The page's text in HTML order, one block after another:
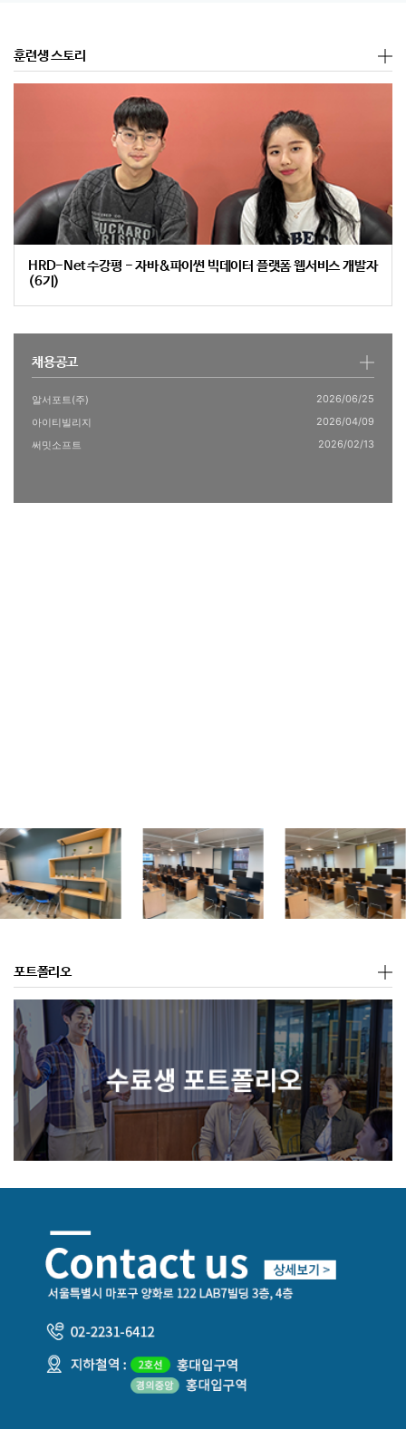
훈련생 스토리
HRD-Net 수강평 - 자바&파이썬 빅데이터 플랫폼 웹서비스 개발자
(6기)
채용공고
알서포트(주)
2026/06/25
아이티빌리지
2026/04/09
써밋소프트
2026/02/13
포트폴리오